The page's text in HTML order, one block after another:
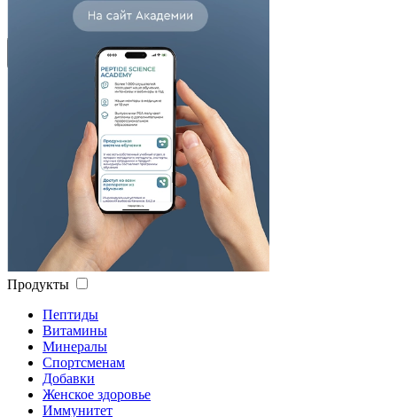
Высокий рейтинг
Применить
Продукты
Пептиды
Витамины
Минералы
Спортсменам
Добавки
Женское здоровье
Иммунитет